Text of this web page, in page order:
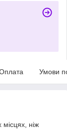
Умови
ніж